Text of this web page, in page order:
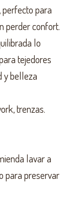
para
perder confort.
lo
tejedores
y belleza
trenzas.
lavar a
para preservar